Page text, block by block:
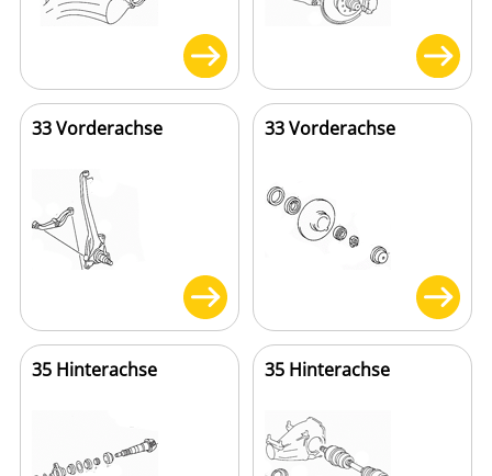
33 Vorderachse 33 Vorderachse
35 Hinterachse 35 Hinterachse